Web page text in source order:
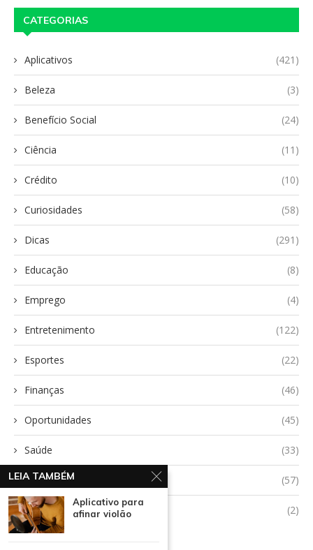
CATEGORIAS
Aplicativos (421)
Beleza (3)
Benefício Social (24)
Ciência (11)
Crédito (10)
Curiosidades (58)
Dicas (291)
Educação (8)
Emprego (4)
Entretenimento (122)
Esportes (22)
Finanças (46)
Oportunidades (45)
Saúde (33)
Tecnologia (57)
Uncategorized (2)
LEIA TAMBÉM
Aplicativo para
afinar violão